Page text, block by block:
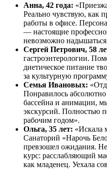
Анна, 42 года:
Реально чувствую, как
работы в офисе.
— настоящие
невозможно
Сергей Петрович, 58
гастроэнтерологии.
диетическое питание
за культурную
Семья Ивановых:
Понравилось
бассейна и анимации,
экскурсий. Полностью
рабочим годом».
Ольга, 35 лет: «Искала
Санаторий «Нарочь
превзошел ожидания.
курс: расслабляющий
как младенец. Уехала